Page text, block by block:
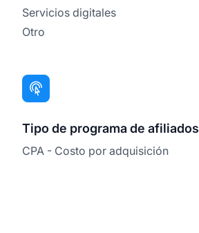
Servicios digitales
Otro
Tipo de programa de afiliados
CPA - Costo por adquisición